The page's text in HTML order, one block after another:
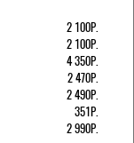
2 100Р.
2 100Р.
4 350Р.
2 470Р.
2 490Р.
351Р.
2 990Р.